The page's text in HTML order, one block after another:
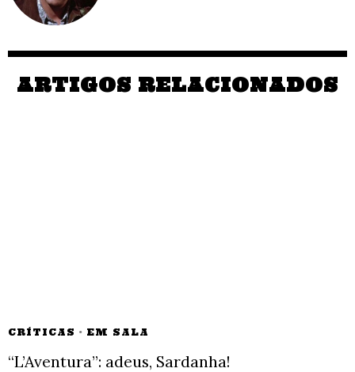
ARTIGOS RELACIONADOS
CRÍTICAS · EM SALA
“L’Aventura”: adeus, Sardanha!